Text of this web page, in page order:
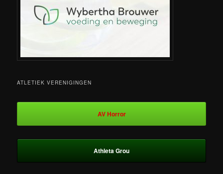
ATLETIEK VERENIGINGEN
AV Horror
Athleta Grou